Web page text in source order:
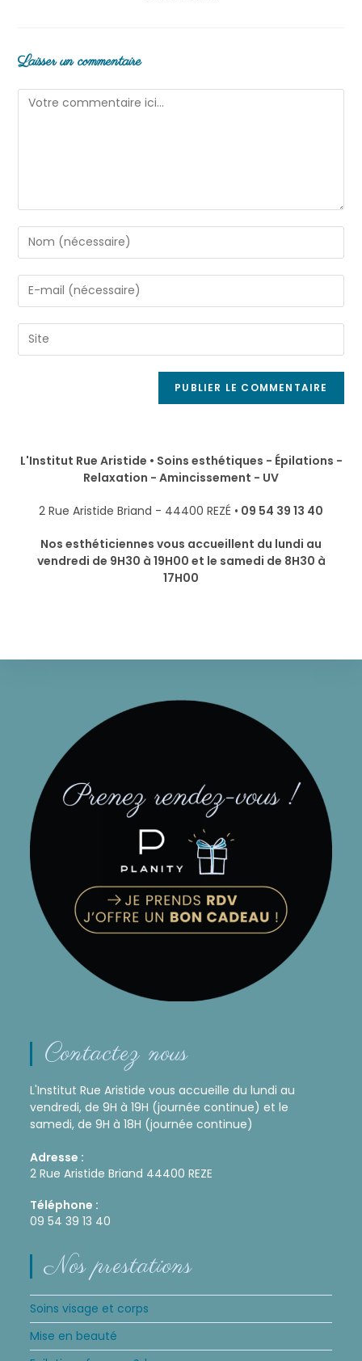
Laisser un commentaire
L'Institut Rue Aristide • Soins esthétiques - Épilations -
Relaxation - Amincissement - UV
2 Rue Aristide Briand - 44400 REZÉ • 09 54 39 13 40
Nos esthéticiennes vous accueillent du lundi au
vendredi de 9H30 à 19H00 et le samedi de 8H30 à
17H00
Contactez nous
L'Institut Rue Aristide vous accueille du lundi au
vendredi, de 9H à 19H (journée continue) et le
samedi, de 9H à 18H (journée continue)
Adresse :
2 Rue Aristide Briand 44400 REZE
Téléphone :
09 54 39 13 40
Nos prestations
Soins visage et corps
Mise en beauté